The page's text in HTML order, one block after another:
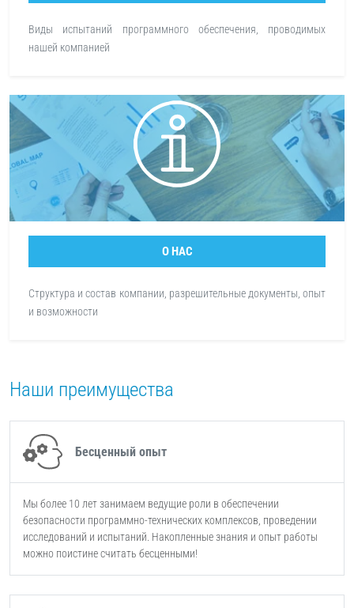
Виды испытаний программного обеспечения, проводимых
нашей компанией
О НАС
Структура и состав компании, разрешительные документы, опыт
и возможности
Наши преимущества
Бесценный опыт
Мы более 10 лет занимаем ведущие роли в обеспечении
безопасности программно-технических комплексов, проведении
исследований и испытаний. Накопленные знания и опыт работы
можно поистине считать бесценными!